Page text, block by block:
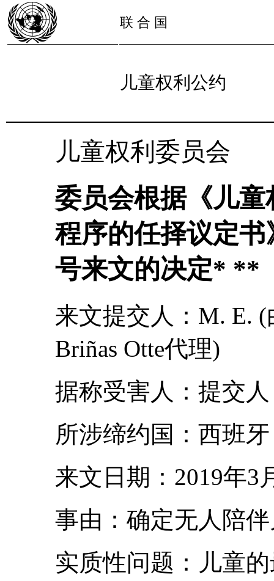
联 合 国
儿童权利公约
儿童权利委员会
委员会根据《儿
程序的任择议定书
号来文的决定* **
来文提交人：M. E. (
Briñas Otte代理)
据称受害人：提交人
所涉缔约国：西班牙
来文日期：2019年3
事由：确定无人陪
实质性问题：儿童